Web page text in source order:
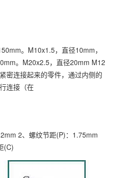
。M10x1.5，直径10mm，
。M20x2.5，直径20mm M12
密连接起来的零件，通过内侧的
连接（在
2、螺纹节距(P)：1.75mm
(C)